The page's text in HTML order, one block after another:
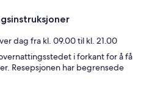
dag fra kl. 09.00 til kl. 21.00
i forkant for å få
Resepsjonen har begrensede